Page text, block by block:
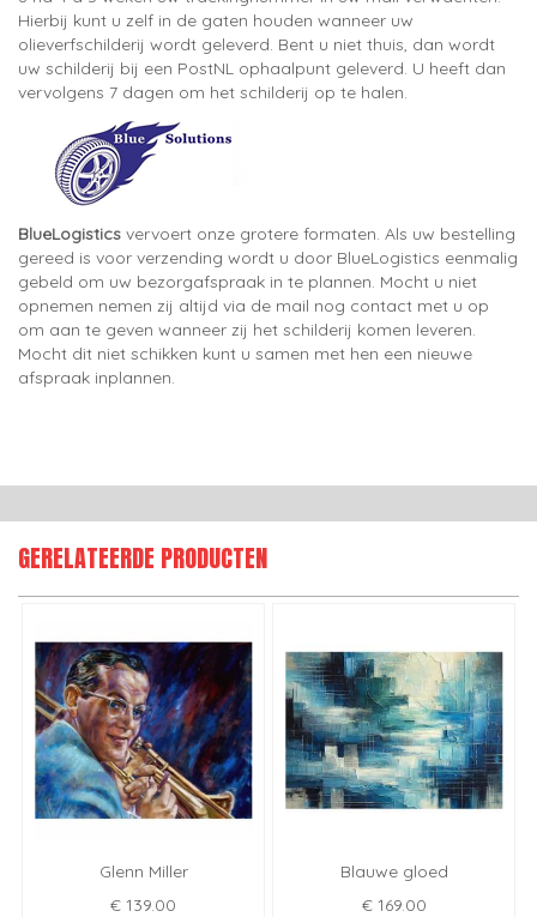
Hierbij kunt u zelf in de gaten houden wanneer uw
olieverfschilderij wordt geleverd. Bent u niet thuis, dan wordt
uw schilderij bij een PostNL ophaalpunt geleverd. U heeft dan
vervolgens 7 dagen om het schilderij op te halen.
BlueLogistics vervoert onze grotere formaten. Als uw bestelling
gereed is voor verzending wordt u door BlueLogistics eenmalig
gebeld om uw bezorgafspraak in te plannen. Mocht u niet
opnemen nemen zij altijd via de mail nog contact met u op
om aan te geven wanneer zij het schilderij komen leveren.
Mocht dit niet schikken kunt u samen met hen een nieuwe
afspraak inplannen.
GERELATEERDE PRODUCTEN
Glenn Miller
€ 139.00
Blauwe gloed
€ 169.00